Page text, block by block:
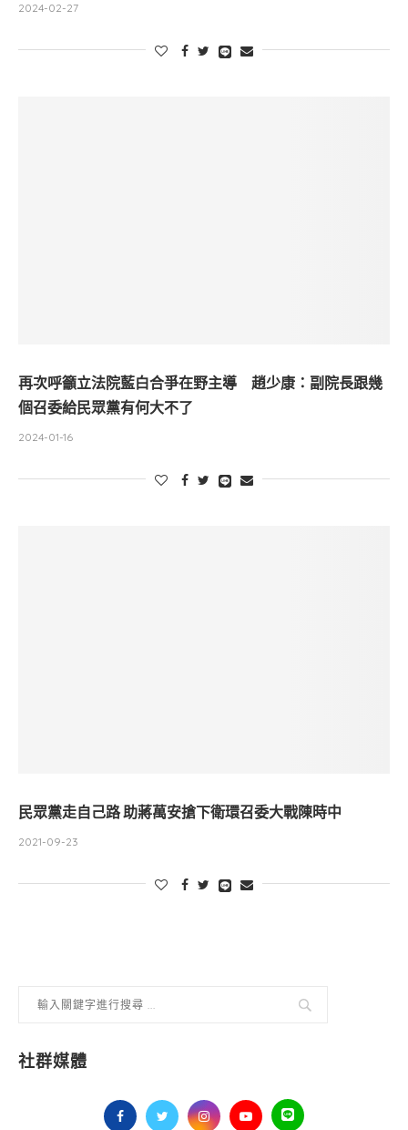
2024-02-27
再次呼籲立法院藍白合爭在野主導 趙少康：副院長跟幾
個召委給民眾黨有何大不了
2024-01-16
民眾黨走自己路 助蔣萬安搶下衛環召委大戰陳時中
2021-09-23
社群媒體